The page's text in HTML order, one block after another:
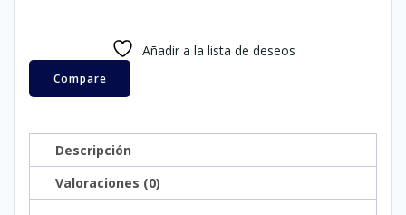
cantidad
Añadir a la lista de deseos
Compare
Descripción
Valoraciones (0)